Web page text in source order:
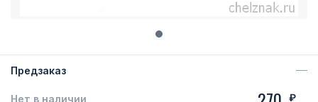
Предзаказ
Нет в наличии ₽